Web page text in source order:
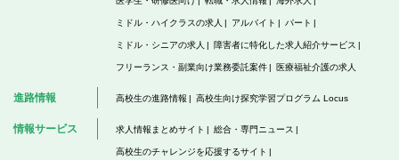
ミドル・ハイクラスの求人 アルバイト パート
ミドル・シニアの求人 障害者に特化した求人紹介サービス
フリーランス・副業向け業務委託案件 医療福祉介護の求人
進路情報 高校生の進路情報 高校生向け探究学習プログラム Locus
情報サービス 求人情報まとめサイト 総合・専門ニュース
高校生のチャレンジを応援するサイト